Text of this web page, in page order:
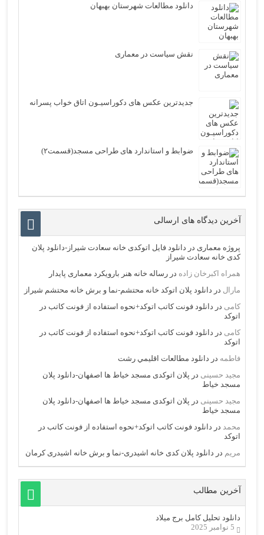
دانلود مطالعات شهرستان بهبهان
نقش سیاست در معماری
جدیدترین عکس های دکوراسیـون اتاق خواب پسرانه
ضوابط و استاندارد های طراحی مسجد(قسمت۲)
آخرین دیدگاه های ارسالی
پروژه معماری در دانلود فایل اتوکدی خانه سعادت شیراز-دانلود پلان
کدی خانه سعادت شیراز
همراه اکبرخان زاده دررساله خانه هنر بارویکرد معماری پایدار
مارال در دانلود پلان اتوکد خانه محتشم-نما و برش خانه محتشم شیراز
کامی در دانلود فونت کاتب اتوکد+نحوه استفاده از فونت کاتب در
اتوکد
کامی در دانلود فونت کاتب اتوکد+نحوه استفاده از فونت کاتب در
اتوکد
فاطمه در دانلود مطالعات اقليمي رشت
مجید حسینی در پلان اتوکدی مسجد خیاط ها اصفهان-دانلود پلان
مسجد خیاط
مجید حسینی در پلان اتوکدی مسجد خیاط ها اصفهان-دانلود پلان
مسجد خیاط
محمد در دانلود فونت کاتب اتوکد+نحوه استفاده از فونت کاتب در
اتوکد
مریم در دانلود پلان کدی خانه اشیدری-نما و برش خانه اشیدری کرمان
آخرین مطالب
دانلود تحلیل کامل برج میلاد
5 نوامبر 2025